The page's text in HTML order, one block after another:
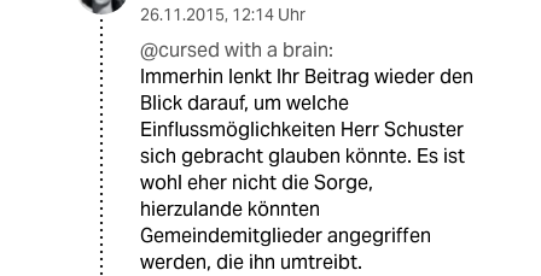
26.11.2015, 12:14 Uhr
@cursed with a brain:
Immerhin lenkt Ihr Beitrag wieder den
Blick darauf, um welche
Einflussmöglichkeiten Herr Schuster
sich gebracht glauben könnte. Es ist
wohl eher nicht die Sorge,
hierzulande könnten
Gemeindemitglieder angegriffen
werden, die ihn umtreibt.